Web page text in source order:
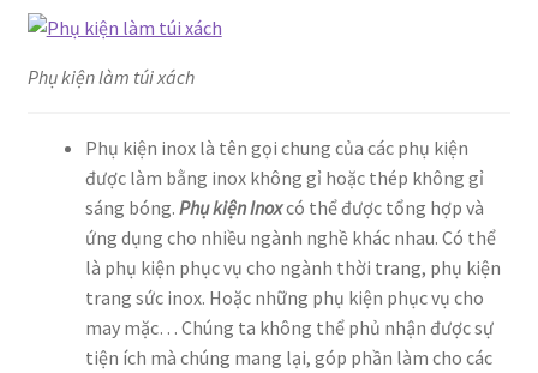
Phụ kiện làm túi xách
Phụ kiện inox là tên gọi chung của các phụ kiện
được làm bằng inox không gỉ hoặc thép không gỉ
sáng bóng. Phụ kiện Inoxcó thể được tổng hợp và
ứng dụng cho nhiều ngành nghề khác nhau. Có thể
là phụ kiện phục vụ cho ngành thời trang, phụ kiện
trang sức inox. Hoặc những phụ kiện phục vụ cho
may mặc… Chúng ta không thể phủ nhận được sự
tiện ích mà chúng mang lại, góp phần làm cho các